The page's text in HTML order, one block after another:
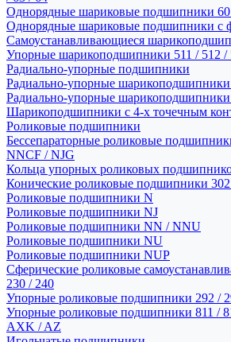
Однорядные шариковые подшипники 60
Однорядные шариковые подшипники с
Самоустанавливающиеся
Упорные шарикоподшипники 511 / 512 /
Радиально-упорные подшипники
Радиально-упорные шарикоподшипники
Радиально-упорные шарикоподшипники
Шарикоподшипники с 4-х точечным
Роликовые подшипники
Бессепараторные роликовые
NNCF / NJG
Кольца упорных роликовых
Конические роликовые подшипники
Роликовые подшипники N
Роликовые подшипники NJ
Роликовые подшипники NN / NNU
Роликовые подшипники NU
Роликовые подшипники NUP
Сферические роликовые
230 / 240
Упорные роликовые подшипники 292 /
Упорные роликовые подшипники 811 /
AXK / AZ